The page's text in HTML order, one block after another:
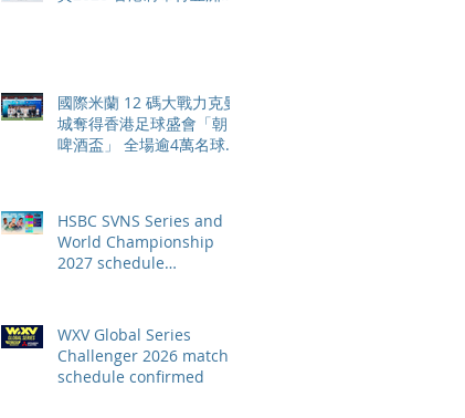
國際米蘭 12 碼大戰力克曼
城奪得香港足球盛會「朝日
啤酒盃」 全場逾4萬名球迷
HSBC SVNS Series and
World Championship
2027 schedule
pace
WXV Global Series
Challenger 2026 match
schedule confirmed